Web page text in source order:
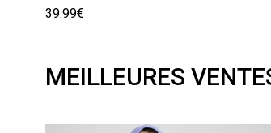
39.99€
MEILLEURES